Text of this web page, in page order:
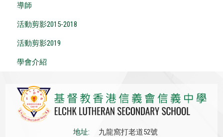
導師
活動剪影2015-2018
活動剪影2019
學會介紹
地址:
九龍窩打老道52號